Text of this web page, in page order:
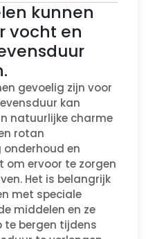
kunnen
vocht en
gevoelig zijn voor
kan
natuurlijke charme
rotan
en
om ervoor te zorgen
Het is belangrijk
met speciale
middelen en ze
te bergen tijdens